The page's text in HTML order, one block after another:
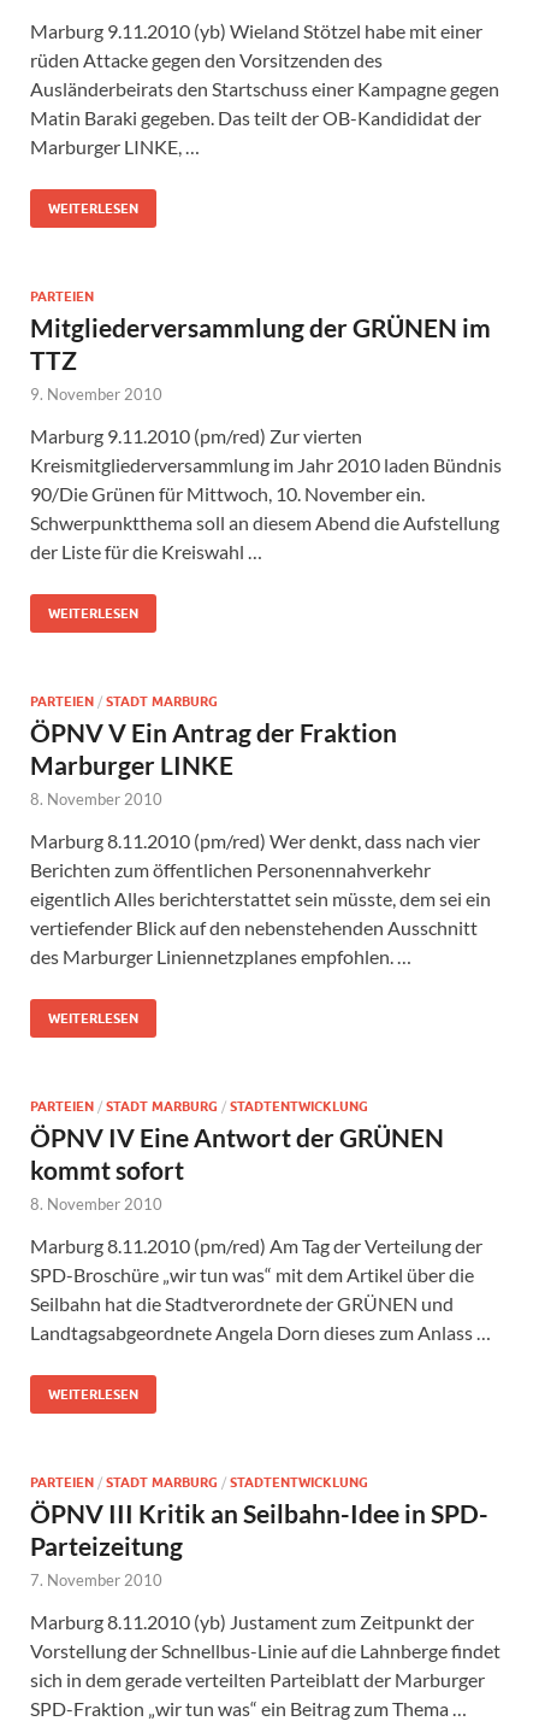
Marburg 9.11.2010 (yb) Wieland Stötzel habe mit einer
rüden Attacke gegen den Vorsitzenden des
Ausländerbeirats den Startschuss einer Kampagne gegen
Matin Baraki gegeben. Das teilt der OB-Kandididat der
Marburger LINKE, …
WEITERLESEN
PARTEIEN
Mitgliederversammlung der GRÜNEN im
TTZ
9. November 2010
Marburg 9.11.2010 (pm/red) Zur vierten
Kreismitgliederversammlung im Jahr 2010 laden Bündnis
90/Die Grünen für Mittwoch, 10. November ein.
Schwerpunktthema soll an diesem Abend die Aufstellung
der Liste für die Kreiswahl …
WEITERLESEN
PARTEIEN / STADT MARBURG
ÖPNV V Ein Antrag der Fraktion
Marburger LINKE
8. November 2010
Marburg 8.11.2010 (pm/red) Wer denkt, dass nach vier
Berichten zum öffentlichen Personennahverkehr
eigentlich Alles berichterstattet sein müsste, dem sei ein
vertiefender Blick auf den nebenstehenden Ausschnitt
des Marburger Liniennetzplanes empfohlen. …
WEITERLESEN
PARTEIEN / STADT MARBURG / STADTENTWICKLUNG
ÖPNV IV Eine Antwort der GRÜNEN
kommt sofort
8. November 2010
Marburg 8.11.2010 (pm/red) Am Tag der Verteilung der
SPD-Broschüre „wir tun was“ mit dem Artikel über die
Seilbahn hat die Stadtverordnete der GRÜNEN und
Landtagsabgeordnete Angela Dorn dieses zum Anlass …
WEITERLESEN
PARTEIEN / STADT MARBURG / STADTENTWICKLUNG
ÖPNV III Kritik an Seilbahn-Idee in SPD-
Parteizeitung
7. November 2010
Marburg 8.11.2010 (yb) Justament zum Zeitpunkt der
Vorstellung der Schnellbus-Linie auf die Lahnberge findet
sich in dem gerade verteilten Parteiblatt der Marburger
SPD-Fraktion „wir tun was“ ein Beitrag zum Thema …